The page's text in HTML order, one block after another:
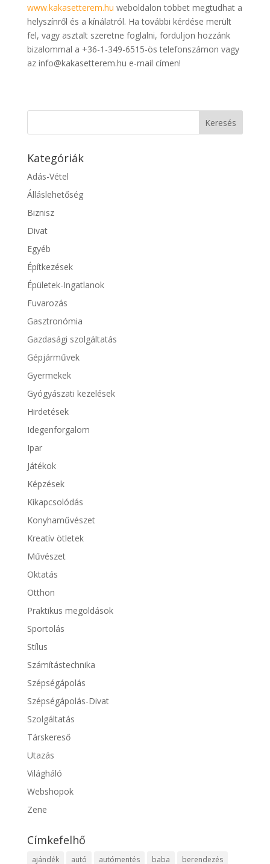
www.kakasetterem.hu weboldalon többet megtudhat a
helyszínről és a kínálatról. Ha további kérdése merült
fel, vagy asztalt szeretne foglalni, forduljon hozzánk
bizalommal a +36-1-349-6515-ös telefonszámon vagy
az info@kakasetterem.hu e-mail címen!
Kategóriák
Adás-Vétel
Álláslehetőség
Biznisz
Divat
Egyéb
Építkezések
Épületek-Ingatlanok
Fuvarozás
Gasztronómia
Gazdasági szolgáltatás
Gépjárművek
Gyermekek
Gyógyászati kezelések
Hirdetések
Idegenforgalom
Ipar
Játékok
Képzések
Kikapcsolódás
Konyhaművészet
Kreatív ötletek
Művészet
Oktatás
Otthon
Praktikus megoldások
Sportolás
Stílus
Számítástechnika
Szépségápolás
Szépségápolás-Divat
Szolgáltatás
Társkereső
Utazás
Világháló
Webshopok
Zene
Címkefelhő
ajándék autó autómentés baba berendezés